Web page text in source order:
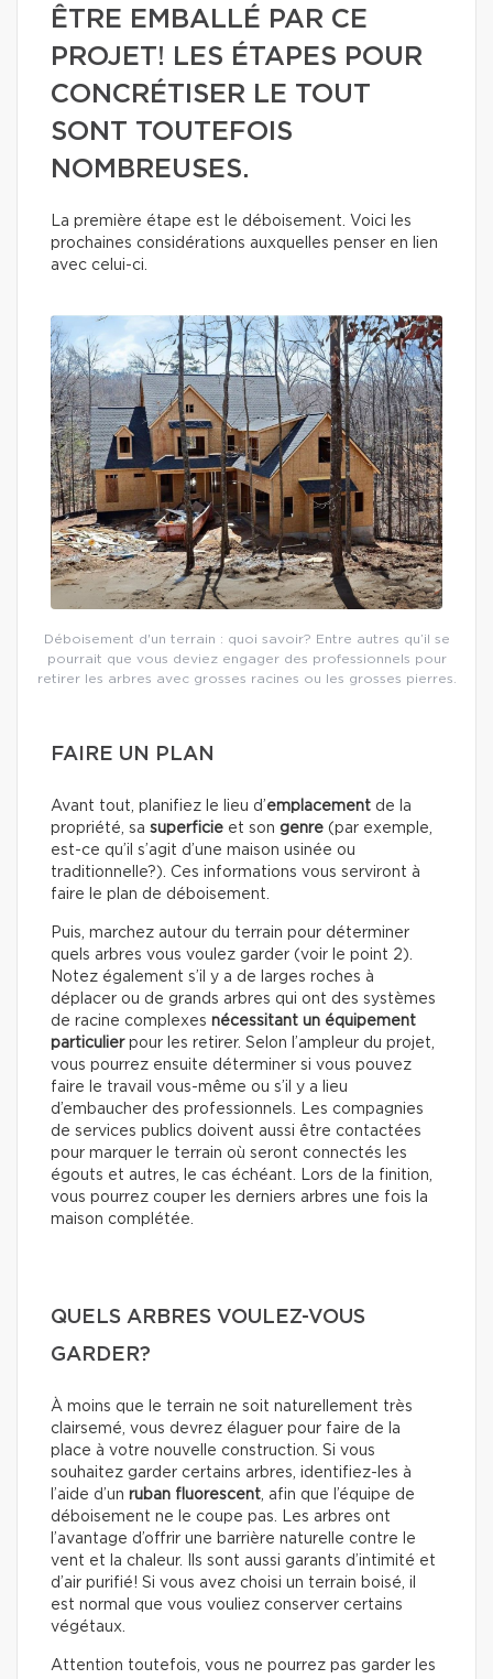
ÊTRE EMBALLÉ PAR CE
PROJET! LES ÉTAPES POUR
CONCRÉTISER LE TOUT
SONT TOUTEFOIS
NOMBREUSES.
La première étape est le déboisement. Voici les
prochaines considérations auxquelles penser en lien
avec celui-ci.
Déboisement d'un terrain : quoi savoir? Entre autres qu’il se
pourrait que vous deviez engager des professionnels pour
retirer les arbres avec grosses racines ou les grosses pierres.
FAIRE UN PLAN
Avant tout, planifiez le lieu d’emplacement de la
propriété, sa superficie et son genre (par exemple,
est-ce qu’il s’agit d’une maison usinée ou
traditionnelle?). Ces informations vous serviront à
faire le plan de déboisement.
Puis, marchez autour du terrain pour déterminer
quels arbres vous voulez garder (voir le point 2).
Notez également s’il y a de larges roches à
déplacer ou de grands arbres qui ont des systèmes
de racine complexes nécessitant un équipement
particulierpour les retirer. Selon l’ampleur du projet,
vous pourrez ensuite déterminer si vous pouvez
faire le travail vous-même ou s’il y a lieu
d’embaucher des professionnels. Les compagnies
de services publics doivent aussi être contactées
pour marquer le terrain où seront connectés les
égouts et autres, le cas échéant. Lors de la finition,
vous pourrez couper les derniers arbres une fois la
maison complétée.
QUELS ARBRES VOULEZ-VOUS
GARDER?
À moins que le terrain ne soit naturellement très
clairsemé, vous devrez élaguer pour faire de la
place à votre nouvelle construction. Si vous
souhaitez garder certains arbres, identifiez-les à
l’aide d’un ruban fluorescent , afin que l’équipe de
déboisement ne le coupe pas. Les arbres ont
l’avantage d’offrir une barrière naturelle contre le
vent et la chaleur. Ils sont aussi garants d’intimité et
d’air purifié! Si vous avez choisi un terrain boisé, il
est normal que vous vouliez conserver certains
végétaux.
Attention toutefois, vous ne pourrez pas garder les